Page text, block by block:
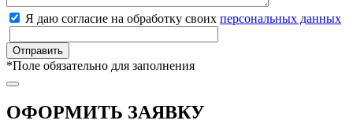
Я даю согласие на обработку своих персональных данных
*Поле обязательно для заполнения
ОФОРМИТЬ ЗАЯВКУ